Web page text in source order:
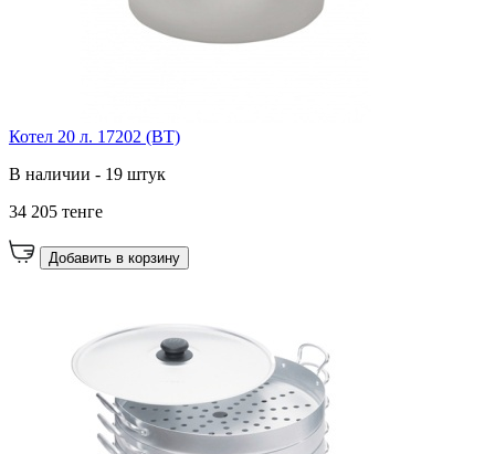
Котел 20 л. 17202 (ВТ)
В наличии - 19 штук
34 205 тенге
Добавить в корзину